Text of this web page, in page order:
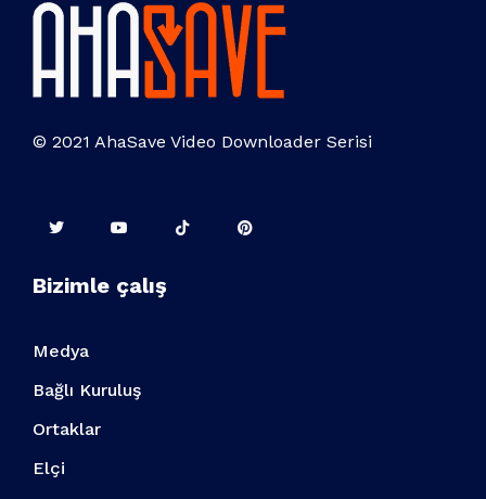
© 2021 AhaSave Video Downloader Serisi
Bizimle çalış
Medya
Bağlı Kuruluş
Ortaklar
Elçi